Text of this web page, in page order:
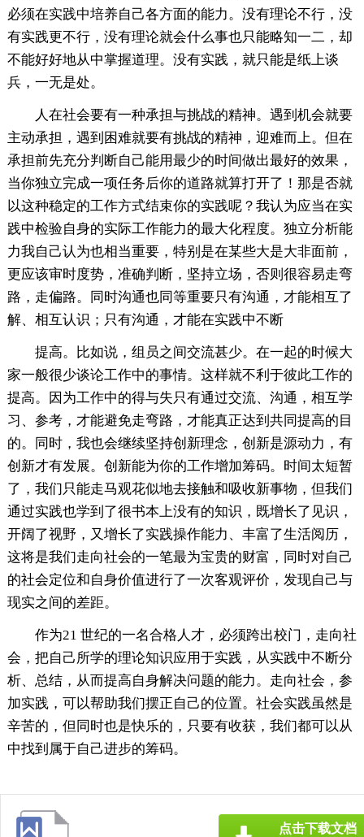
必须在实践中培养自己各方面的能力。没有理论不行，没
有实践更不行，没有理论就会什么事也只能略知一二，却
不能好好地从中掌握道理。没有实践，就只能是纸上谈
兵，一无是处。
人在社会要有一种承担与挑战的精神。遇到机会就要
主动承担，遇到困难就要有挑战的精神，迎难而上。但在
承担前先充分判断自己能用最少的时间做出最好的效果，
当你独立完成一项任务后你的道路就算打开了！那是否就
以这种稳定的工作方式结束你的实践呢？我认为应当在实
践中检验自身的实际工作能力的最大化程度。独立分析能
力我自己认为也相当重要，特别是在某些大是大非面前，
更应该审时度势，准确判断，坚持立场，否则很容易走弯
路，走偏路。同时沟通也同等重要只有沟通，才能相互了
解、相互认识；只有沟通，才能在实践中不断
提高。比如说，组员之间交流甚少。在一起的时候大
家一般很少谈论工作中的事情。这样就不利于彼此工作的
提高。因为工作中的得与失只有通过交流、沟通，相互学
习、参考，才能避免走弯路，才能真正达到共同提高的目
的。同时，我也会继续坚持创新理念，创新是源动力，有
创新才有发展。创新能为你的工作增加筹码。时间太短暂
了，我们只能走马观花似地去接触和吸收新事物，但我们
通过实践也学到了很书本上没有的知识，既增长了见识，
开阔了视野，又增长了实践操作能力、丰富了生活阅历，
这将是我们走向社会的一笔最为宝贵的财富，同时对自己
的社会定位和自身价值进行了一次客观评价，发现自己与
现实之间的差距。
作为21 世纪的一名合格人才，必须跨出校门，走向社
会，把自己所学的理论知识应用于实践，从实践中不断分
析、总结，从而提高自身解决问题的能力。走向社会，参
加实践，可以帮助我们摆正自己的位置。社会实践虽然是
辛苦的，但同时也是快乐的，只要有收获，我们都可以从
中找到属于自己进步的筹码。
点击下载文档